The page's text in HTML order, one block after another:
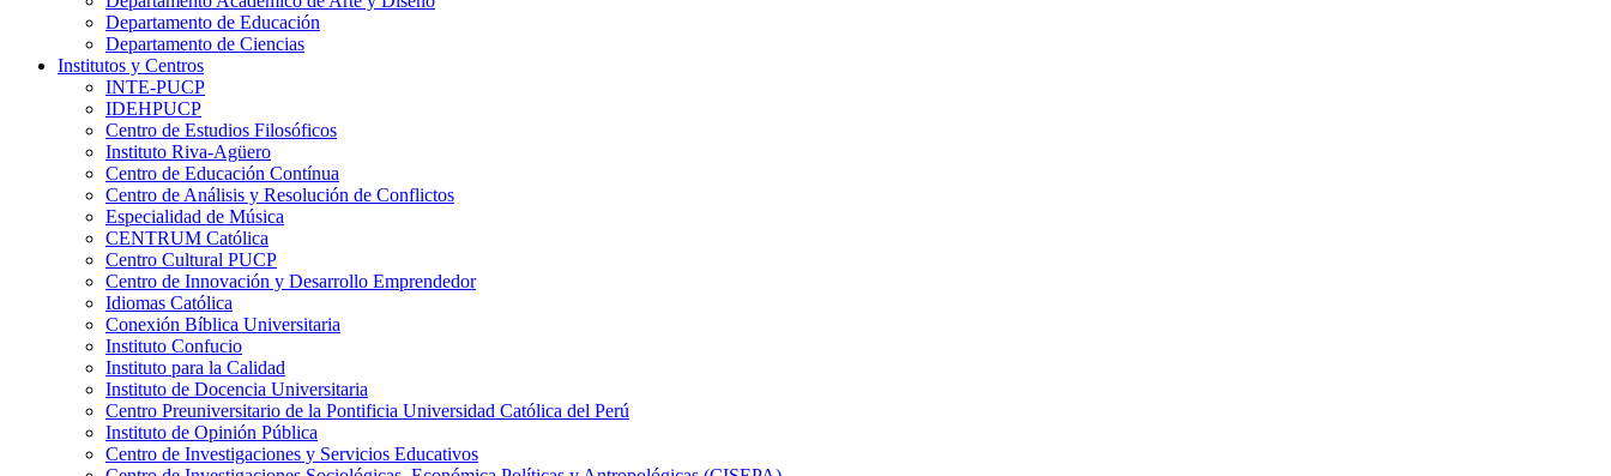
Departamento de Educación
Departamento de Ciencias
Institutos y Centros
INTE-PUCP
IDEHPUCP
Centro de Estudios Filosóficos
Instituto Riva-Agüero
Centro de Educación Contínua
Centro de Análisis y Resolución de Conflictos
Especialidad de Música
CENTRUM Católica
Centro Cultural PUCP
Centro de Innovación y Desarrollo Emprendedor
Idiomas Católica
Conexión Bíblica Universitaria
Instituto Confucio
Instituto para la Calidad
Instituto de Docencia Universitaria
Centro Preuniversitario de la Pontificia Universidad Católica del Perú
Instituto de Opinión Pública
Centro de Investigaciones y Servicios Educativos